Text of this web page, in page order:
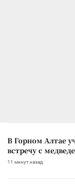
В Горном Алтае
встречу с
11 минут назад